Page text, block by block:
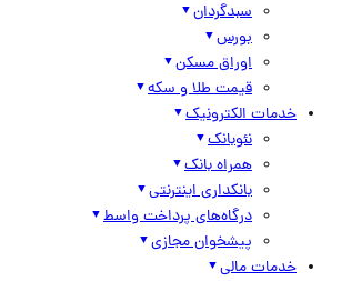
سبدگردان
بورس
اوراق مسکن
قیمت طلا و سکه
خدمات الکترونیک
نئوبانک
همراه بانک
بانکداری اینترنتی
درگاه‌های پرداخت واسط
پیشخوان مجازی
خدمات مالی